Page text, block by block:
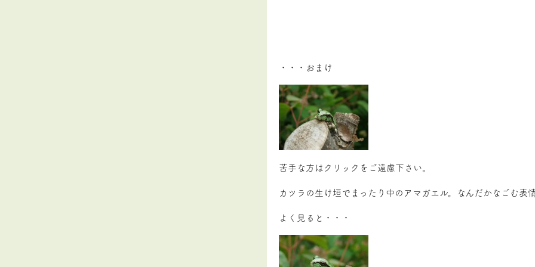
・・・おまけ
苦手な方はクリックをご遠慮下さい。
カツラの生け垣でまったり中のアマガエル。なんだかなごむ表情
よく見ると・・・